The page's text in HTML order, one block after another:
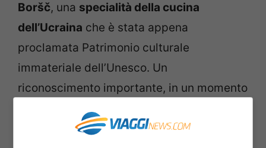
Boršč, una specialità della cucina
dell’Ucraina che è stata appena
proclamata Patrimonio culturale
immateriale dell’Unesco. Un
riconoscimento importante, in un momento